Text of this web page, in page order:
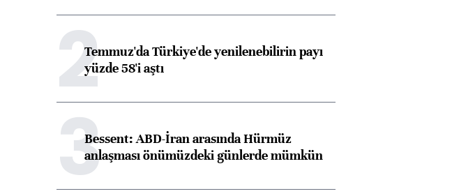
2Temmuz'da Türkiye'de yenilenebilirin payı
yüzde 58'i aştı
3Bessent: ABD-İran arasında Hürmüz
anlaşması önümüzdeki günlerde mümkün